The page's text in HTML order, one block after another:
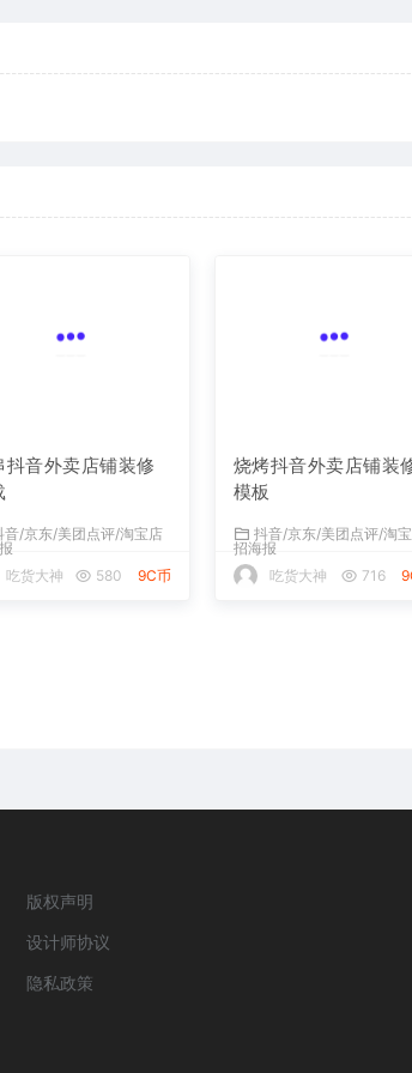
抖音外卖店铺装修
烧烤抖音外卖店铺装
模板
抖音/京东/美团点评/淘
招海报
吃货大神
716
版权声明
设计师协议
隐私政策